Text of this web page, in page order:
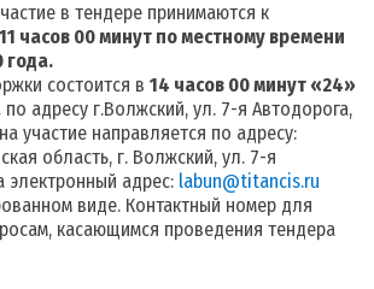
в тендере принимаются к
11 часов 00 минут по местному времени
года.
состоится в14 часов 00 минут «24»
по адресу г.Волжский, ул. 7-я Автодорога,
участие направляется по адресу:
область, г. Волжский, ул. 7-я
электронный адрес: labun@titancis.ru
виде. Контактный номер для
касающимся проведения тендера